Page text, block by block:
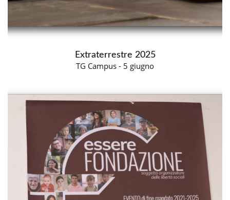
Extraterrestre 2025
TG Campus - 5 giugno